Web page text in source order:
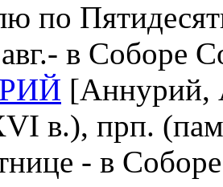
по
в Соборе
[Аннурий,
в.), прп.
- в